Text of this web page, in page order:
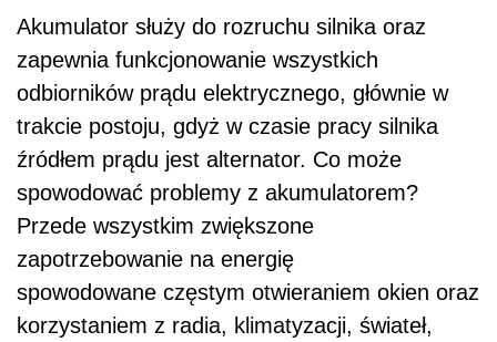
Akumulator służy do rozruchu silnika oraz
zapewnia funkcjonowanie wszystkich
odbiorników prądu elektrycznego, głównie w
trakcie postoju, gdyż w czasie pracy silnika
źródłem prądu jest alternator. Co może
spowodować problemy z akumulatorem?
Przede wszystkim zwiększone
zapotrzebowanie na energię
spowodowane częstym otwieraniem okien oraz
korzystaniem z radia, klimatyzacji, świateł,